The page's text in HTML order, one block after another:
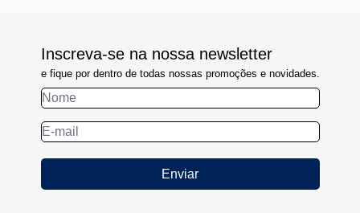
Inscreva-se na nossa newsletter
e fique por dentro de todas nossas promoções e novidades.
Enviar